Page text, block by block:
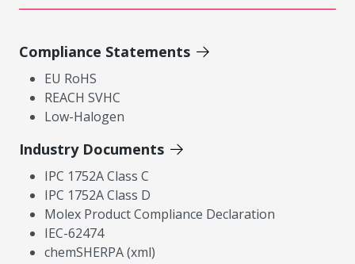
Compliance Statements
EU RoHS
REACH SVHC
Low-Halogen
Industry Documents
IPC 1752A Class C
IPC 1752A Class D
Molex Product Compliance Declaration
IEC-62474
chemSHERPA (xml)